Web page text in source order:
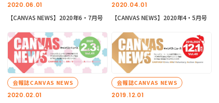
2020.06.01
【CANVAS NEWS】2020年6・7月号
2020.04.01
【CANVAS NEWS】2020年4・5月号
2020.02.01
会報誌CANVAS NEWS
2019.12.01
会報誌CANVAS NEWS